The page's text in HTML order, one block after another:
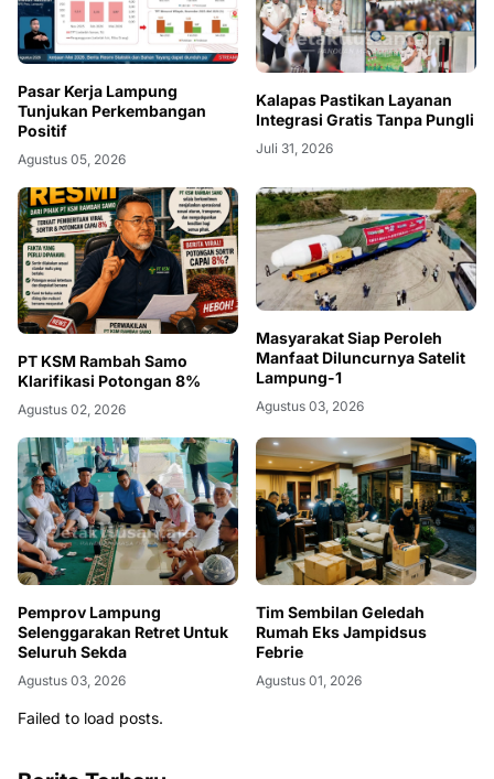
Pasar Kerja Lampung
Tunjukan Perkembangan
Positif
Agustus 05, 2026
Kalapas Pastikan Layanan
Integrasi Gratis Tanpa Pungli
Juli 31, 2026
PT KSM Rambah Samo
Klarifikasi Potongan 8%
Agustus 02, 2026
Masyarakat Siap Peroleh
Manfaat Diluncurnya Satelit
Lampung-1
Agustus 03, 2026
Pemprov Lampung
Selenggarakan Retret Untuk
Seluruh Sekda
Agustus 03, 2026
Tim Sembilan Geledah
Rumah Eks Jampidsus
Febrie
Agustus 01, 2026
Failed to load posts.